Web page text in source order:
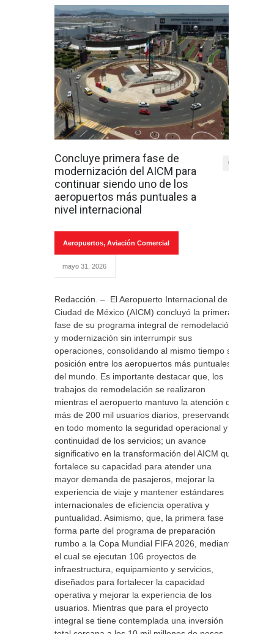
Concluye primera fase de
modernización del AICM para
continuar siendo uno de los
aeropuertos más puntuales a
nivel internacional
0
Aeropuertos, Aviación Comercial
mayo 31, 2026
Redacción. – El Aeropuerto Internacional de la
Ciudad de México (AICM) concluyó la primera
fase de su programa integral de remodelación
y modernización sin interrumpir sus
operaciones, consolidando al mismo tiempo su
posición entre los aeropuertos más puntuales
del mundo. Es importante destacar que, los
trabajos de remodelación se realizaron
mientras el aeropuerto mantuvo la atención de
más de 200 mil usuarios diarios, preservando
en todo momento la seguridad operacional y la
continuidad de los servicios; un avance
significativo en la transformación del AICM que
fortalece su capacidad para atender una
mayor demanda de pasajeros, mejorar la
experiencia de viaje y mantener estándares
internacionales de eficiencia operativa y
puntualidad. Asimismo, que, la primera fase
forma parte del programa de preparación
rumbo a la Copa Mundial FIFA 2026, mediante
el cual se ejecutan 106 proyectos de
infraestructura, equipamiento y servicios,
diseñados para fortalecer la capacidad
operativa y mejorar la experiencia de los
usuarios. Mientras que para el proyecto
integral se tiene contemplada una inversión